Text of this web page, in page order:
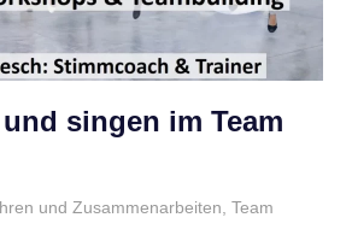
singen im Team
Henne
und Zusammenarbeiten Team